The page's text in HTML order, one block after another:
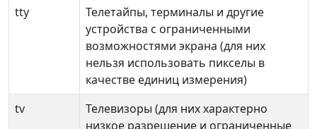
tty
Телетайпы, терминалы и другие
устройства с ограниченными
возможностями экрана (для них
нельзя использовать пикселы в
качестве единиц измерения)
tv
Телевизоры (для них характерно
низкое разрешение и ограниченные